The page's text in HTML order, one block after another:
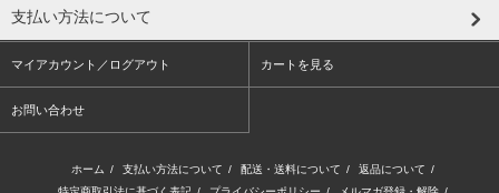
支払い方法について
マイアカウント／ログアウト カートを見る
お問い合わせ
ホーム / 支払い方法について / 配送・送料について / 返品について /